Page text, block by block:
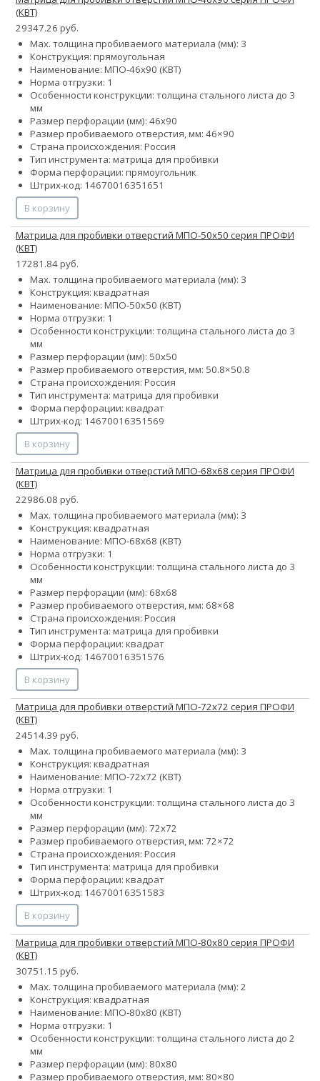
(КВТ)
29347.26 руб.
Max. толщина пробиваемого материала (мм): 3
Конструкция: прямоугольная
Наименование: МПО-46х90 (КВТ)
Норма отгрузки: 1
Особенности конструкции: толщина стального листа до 3
мм
Размер перфорации (мм): 46х90
Размер пробиваемого отверстия, мм: 46×90
Страна происхождения: Россия
Тип инструмента: матрица для пробивки
Форма перфорации: прямоугольник
Штрих-код: 14670016351651
В корзину
Матрица для пробивки отверстий МПО-50х50 серия ПРОФИ
(КВТ)
17281.84 руб.
Max. толщина пробиваемого материала (мм): 3
Конструкция: квадратная
Наименование: МПО-50х50 (КВТ)
Норма отгрузки: 1
Особенности конструкции: толщина стального листа до 3
мм
Размер перфорации (мм): 50х50
Размер пробиваемого отверстия, мм: 50.8×50.8
Страна происхождения: Россия
Тип инструмента: матрица для пробивки
Форма перфорации: квадрат
Штрих-код: 14670016351569
В корзину
Матрица для пробивки отверстий МПО-68х68 серия ПРОФИ
(КВТ)
22986.08 руб.
Max. толщина пробиваемого материала (мм): 3
Конструкция: квадратная
Наименование: МПО-68х68 (КВТ)
Норма отгрузки: 1
Особенности конструкции: толщина стального листа до 3
мм
Размер перфорации (мм): 68х68
Размер пробиваемого отверстия, мм: 68×68
Страна происхождения: Россия
Тип инструмента: матрица для пробивки
Форма перфорации: квадрат
Штрих-код: 14670016351576
В корзину
Матрица для пробивки отверстий МПО-72х72 серия ПРОФИ
(КВТ)
24514.39 руб.
Max. толщина пробиваемого материала (мм): 3
Конструкция: квадратная
Наименование: МПО-72х72 (КВТ)
Норма отгрузки: 1
Особенности конструкции: толщина стального листа до 3
мм
Размер перфорации (мм): 72х72
Размер пробиваемого отверстия, мм: 72×72
Страна происхождения: Россия
Тип инструмента: матрица для пробивки
Форма перфорации: квадрат
Штрих-код: 14670016351583
В корзину
Матрица для пробивки отверстий МПО-80х80 серия ПРОФИ
(КВТ)
30751.15 руб.
Max. толщина пробиваемого материала (мм): 2
Конструкция: квадратная
Наименование: МПО-80х80 (КВТ)
Норма отгрузки: 1
Особенности конструкции: толщина стального листа до 2
мм
Размер перфорации (мм): 80х80
Размер пробиваемого отверстия, мм: 80×80